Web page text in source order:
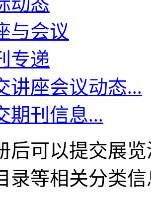
与会议
专递
讲座会议动态...
期刊信息...
后可以提交展
录等相关分类